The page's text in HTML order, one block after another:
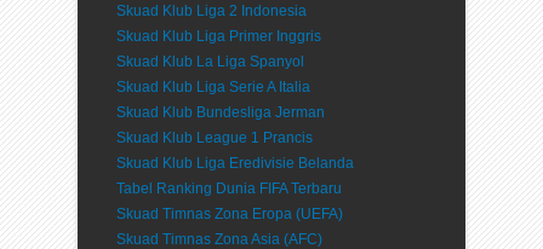
Skuad Klub Liga 2 Indonesia
Skuad Klub Liga Primer Inggris
Skuad Klub La Liga Spanyol
Skuad Klub Liga Serie A Italia
Skuad Klub Bundesliga Jerman
Skuad Klub League 1 Prancis
Skuad Klub Liga Eredivisie Belanda
Tabel Ranking Dunia FIFA Terbaru
Skuad Timnas Zona Eropa (UEFA)
Skuad Timnas Zona Asia (AFC)